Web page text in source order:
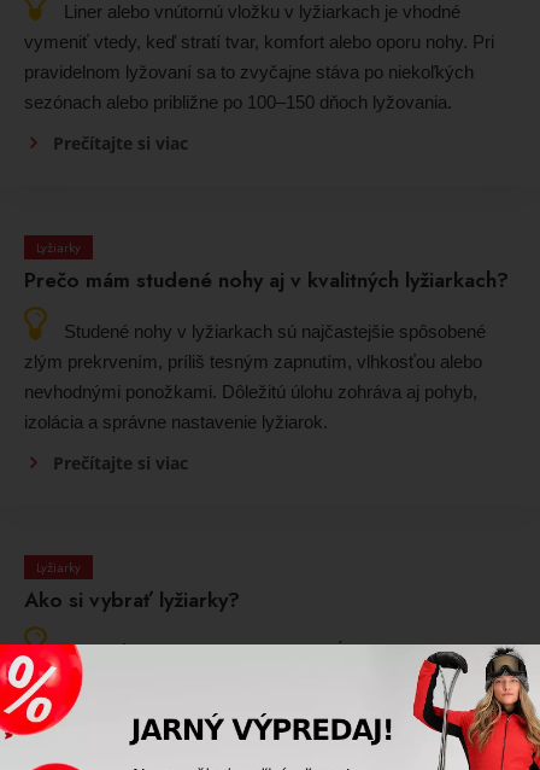
Liner alebo vnútornú vložku v lyžiarkach je vhodné
vymeniť vtedy, keď stratí tvar, komfort alebo oporu nohy. Pri
pravidelnom lyžovaní sa to zvyčajne stáva po niekoľkých
sezónach alebo približne po 100–150 dňoch lyžovania.
Prečítajte si viac
Lyžiarky
Prečo mám studené nohy aj v kvalitných lyžiarkach?
Studené nohy v lyžiarkach sú najčastejšie spôsobené
zlým prekrvením, príliš tesným zapnutím, vlhkosťou alebo
nevhodnými ponožkami. Dôležitú úlohu zohráva aj pohyb,
izolácia a správne nastavenie lyžiarok.
Prečítajte si viac
Lyžiarky
Ako si vybrať lyžiarky?
Veľkosť lyžiarok sa vyberá podľa dĺžky chodidla v cm,
šírky nohy, tvaru priehlavku a tuhosti, ktorá zodpovedá úrovni
jazdy.
Prečítajte si viac